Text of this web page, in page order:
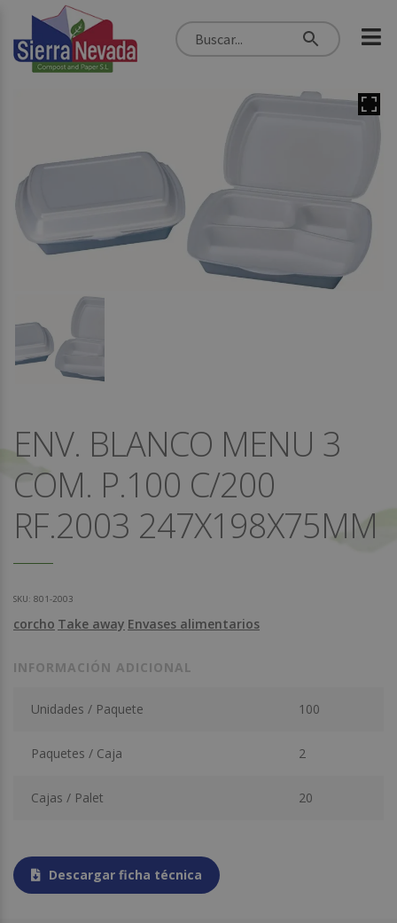
ENV. BLANCO MENU 3
COM. P.100 C/200
RF.2003 247X198X75MM
SKU: 801-2003
corcho Take away Envases alimentarios
INFORMACIÓN ADICIONAL
Unidades / Paquete 100
Paquetes / Caja 2
Cajas / Palet 20
Descargar ficha técnica